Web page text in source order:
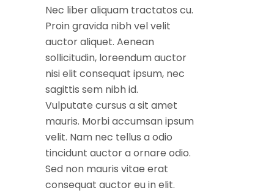
Nec liber aliquam tractatos cu.
Proin gravida nibh vel velit
auctor aliquet. Aenean
sollicitudin, loreendum auctor
nisi elit consequat ipsum, nec
sagittis sem nibh id.
Vulputate cursus a sit amet
mauris. Morbi accumsan ipsum
velit. Nam nec tellus a odio
tincidunt auctor a ornare odio.
Sed non mauris vitae erat
consequat auctor eu in elit.